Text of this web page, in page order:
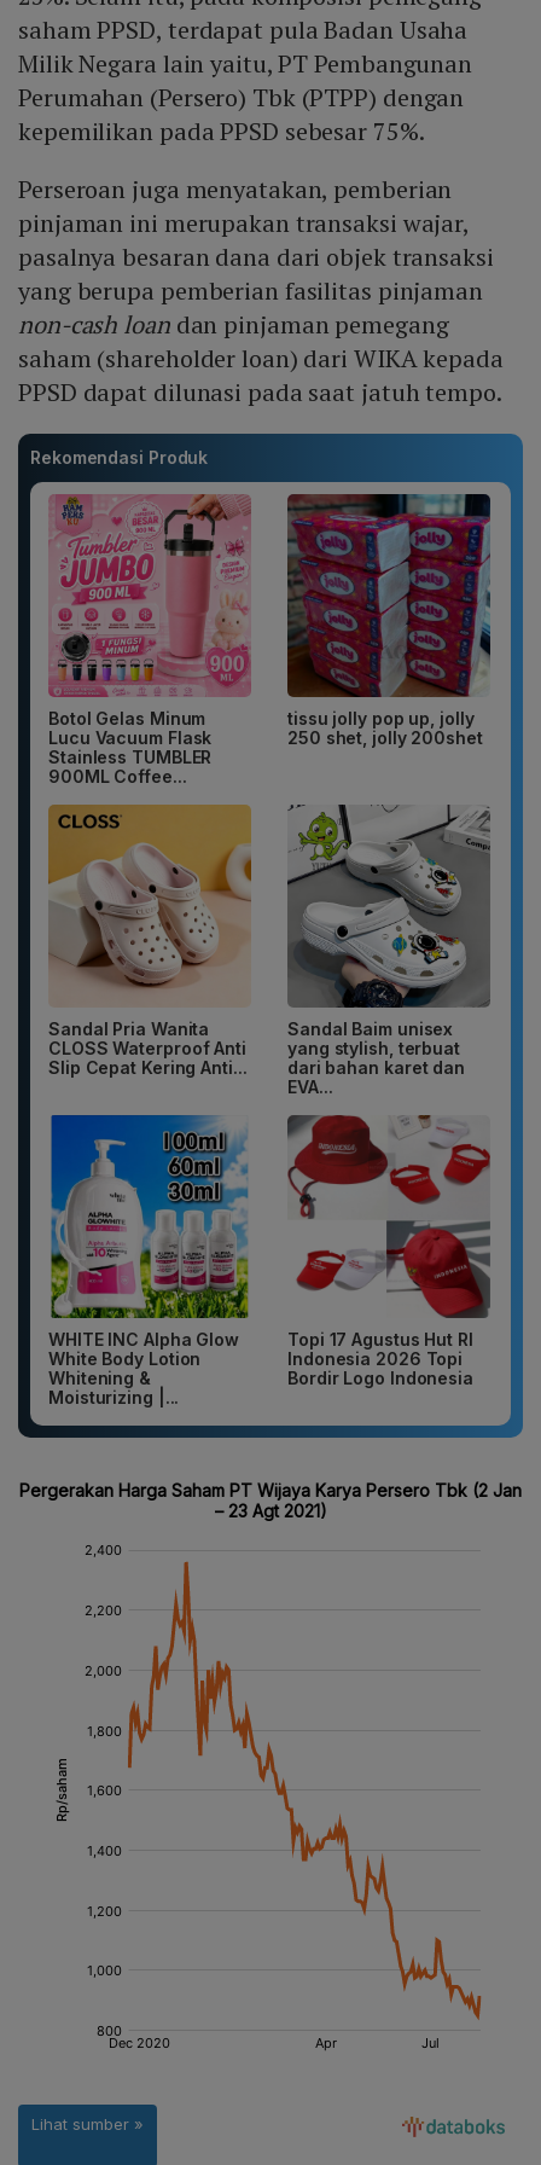
saham PPSD, terdapat pula Badan Usaha
Milik Negara lain yaitu, PT Pembangunan
Perumahan (Persero) Tbk (PTPP) dengan
kepemilikan pada PPSD sebesar 75%.
Perseroan juga menyatakan, pemberian
pinjaman ini merupakan transaksi wajar,
pasalnya besaran dana dari objek transaksi
yang berupa pemberian fasilitas pinjaman
non-cash loandan pinjaman pemegang
saham (shareholder loan) dari WIKA kepada
PPSD dapat dilunasi pada saat jatuh tempo.
Rekomendasi Produk
Botol Gelas Minum
Lucu Vacuum Flask
Stainless TUMBLER
900ML Coffee...
tissu jolly pop up, jolly
250 shet, jolly 200shet
Sandal Pria Wanita
CLOSS Waterproof Anti
Slip Cepat Kering Anti...
Sandal Baim unisex
yang stylish, terbuat
dari bahan karet dan
EVA...
WHITE INC Alpha Glow
White Body Lotion
Whitening &
Moisturizing |...
Topi 17 Agustus Hut RI
Indonesia 2026 Topi
Bordir Logo Indonesia